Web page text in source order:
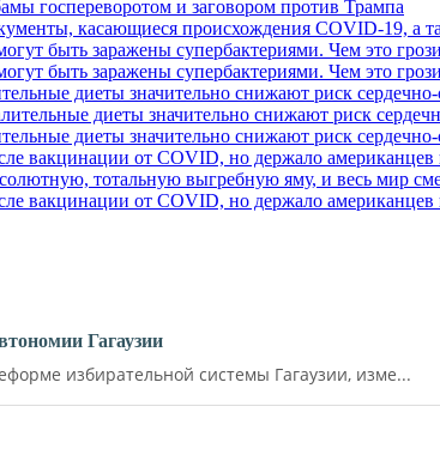
касающиеся происхождения COVID-19, а
быть заражены супербактериями. Чем это
быть заражены супербактериями. Чем это
диеты значительно снижают риск
диеты значительно снижают риск
вакцинации от COVID, но держало американцев
вакцинации от COVID, но держало американцев
Гагаузии
избирательной системы Гагаузии, изме...